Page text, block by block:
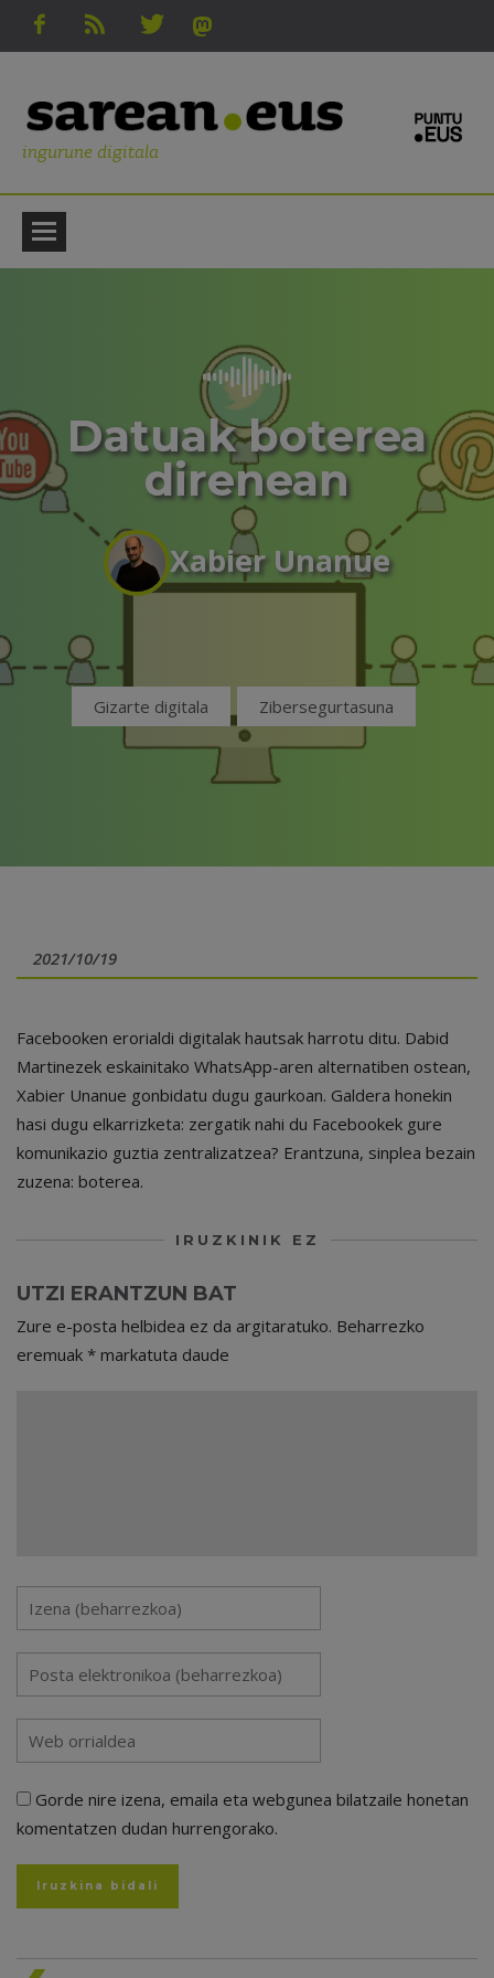
ingurune digitala
Datuak boterea
direnean
Xabier Unanue
Gizarte digitala Zibersegurtasuna
2021/10/19
Facebooken erorialdi digitalak hautsak harrotu ditu. Dabid
Martinezek eskainitako WhatsApp-aren alternatiben ostean,
Xabier Unanue gonbidatu dugu gaurkoan. Galdera honekin
hasi dugu elkarrizketa: zergatik nahi du Facebookek gure
komunikazio guztia zentralizatzea? Erantzuna, sinplea bezain
zuzena: boterea.
IRUZKINIK EZ
UTZI ERANTZUN BAT
Zure e-posta helbidea ez da argitaratuko. Beharrezko
eremuak * markatuta daude
Gorde nire izena, emaila eta webgunea bilatzaile honetan
komentatzen dudan hurrengorako.